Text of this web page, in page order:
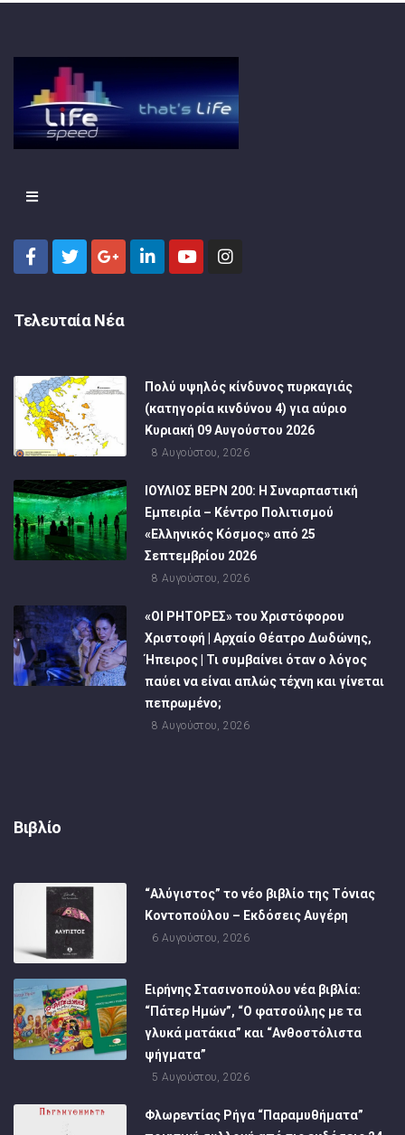
Τελευταία Νέα
Πολύ υψηλός κίνδυνος πυρκαγιάς
(κατηγορία κινδύνου 4) για αύριο
Κυριακή 09 Αυγούστου 2026
8 Αυγούστου, 2026
ΙΟΥΛΙΟΣ ΒΕΡΝ 200: Η Συναρπαστική
Εμπειρία – Κέντρο Πολιτισμού
«Ελληνικός Κόσμος» από 25
Σεπτεμβρίου 2026
8 Αυγούστου, 2026
«ΟΙ ΡΗΤΟΡΕΣ» του Χριστόφορου
Χριστοφή | Αρχαίο Θέατρο Δωδώνης,
Ήπειρος | Τι συμβαίνει όταν ο λόγος
παύει να είναι απλώς τέχνη και γίνεται
πεπρωμένο;
8 Αυγούστου, 2026
Βιβλίο
“Αλύγιστος” το νέο βιβλίο της Τόνιας
Κοντοπούλου – Εκδόσεις Αυγέρη
6 Αυγούστου, 2026
Ειρήνης Στασινοπούλου νέα βιβλία:
“Πάτερ Ημών”, “Ο φατσούλης με τα
γλυκά ματάκια” και “Ανθοστόλιστα
ψήγματα”
5 Αυγούστου, 2026
Φλωρεντίας Ρήγα “Παραμυθήματα”